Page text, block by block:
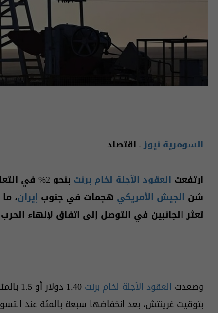
السومرية نيوزـ اقتصاد
ارتفعت العقود الآجلة لخام برنت
بنحو 2% في
شن الجيش الأمريكي هجمات في جنوب إيران،
تعثر الجانبين في التوصل إلى اتفاق لإنهاء
وصعدت العقود الآجلة لخام برنت
بتوقيت غرينتش، بعد انخفاضها سبعة بالمئة عند